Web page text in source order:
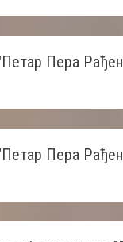
Пера
Пера